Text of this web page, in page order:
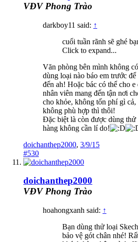
VĐV Phong Trào
darkboy11 said: ↑
cuối tuần rãnh sẽ ghé
Click to expand...
Văn phòng bên mình không
dùng loại nào báo em trước
đến ah! Hoặc bác có thể cho
nhân viên mang đến tận nơi
cho khỏe, không tốn phí gì
không phù hợp thì thôi!
Đặc biệt là còn được dùng thử
hàng không cần lí do!
doichanthep2000, 3/9/15
#530
doichanthep2000
VĐV Phong Trào
hoahongxanh said: ↑
Bạn dùng thử loại
bảo vệ gót chân nhé!